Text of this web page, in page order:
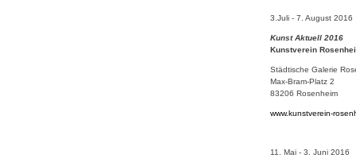
3.Juli - 7. August 2016
Kunst Aktuell 2016
Kunstverein
Städtische Galerie
Max-Bram-Platz 2
83206 Rosenheim
www.kunstverein-
11. Mai - 3. Juni 2016